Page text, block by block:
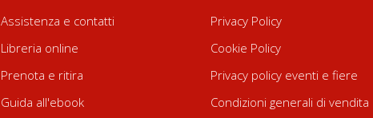
Assistenza e contatti
Libreria online
Prenota e ritira
Guida all'ebook
Privacy Policy
Cookie Policy
Privacy policy eventi e fiere
Condizioni generali di vendita